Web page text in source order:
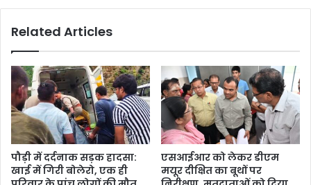
Related Articles
पौड़ी में दर्दनाक सड़क हादसा:
खाई में गिरी बोलेरो, एक ही
एसआईआर को लेकर डीएम
मयूर दीक्षित का बूथों पर